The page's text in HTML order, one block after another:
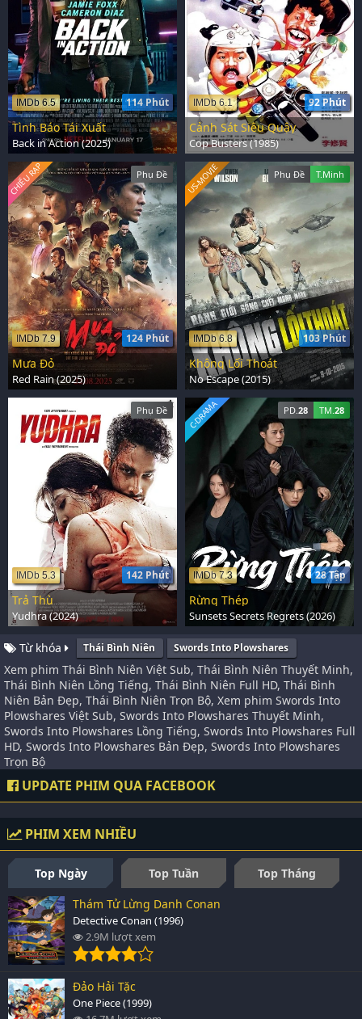
114 Phút
IMDb 6.5
Tình Báo Tái Xuất
Back in Action (2025)
92 Phút
IMDb 6.1
Cảnh Sát Siêu Quậy
Cop Busters (1985)
Phụ Đề
124 Phút
IMDb 7.9
CHIẾU RẠP
Mưa Đỏ
Red Rain (2025)
Phụ Đề T.Minh
103 Phút
IMDb 6.8
US-MOVIE
Không Lối Thoát
No Escape (2015)
Phụ Đề
142 Phút
IMDb 5.3
Trả Thù
Yudhra (2024)
PD.28 TM.28
28 Tập
IMDb 7.3
C-DRAMA
Rừng Thép
Sunsets Secrets Regrets (2026)
Từ khóa Thái Bình Niên Swords Into Plowshares
Xem phim Thái Bình Niên Việt Sub, Thái Bình Niên Thuyết Minh,
Thái Bình Niên Lồng Tiếng, Thái Bình Niên Full HD, Thái Bình
Niên Bản Đẹp, Thái Bình Niên Trọn Bộ, Xem phim Swords Into
Plowshares Việt Sub, Swords Into Plowshares Thuyết Minh,
Swords Into Plowshares Lồng Tiếng, Swords Into Plowshares Full
HD, Swords Into Plowshares Bản Đẹp, Swords Into Plowshares
Trọn Bộ
UPDATE PHIM QUA FACEBOOK
PHIM XEM NHIỀU
Top Ngày Top Tuần
Top Tháng
Thám Tử Lừng Danh Conan
Detective Conan (1996)
2.9M lượt xem
Đảo Hải Tặc
One Piece (1999)